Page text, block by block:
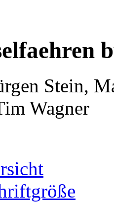
Stein,
Wagner